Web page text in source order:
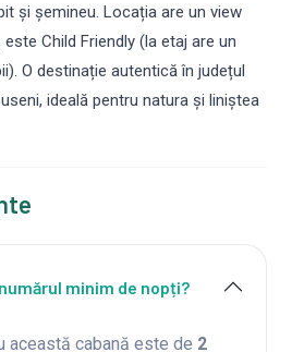
și șemineu. Locația are un view
Child Friendly (la etaj are un
O destinație autentică în județul
ideală pentru natura și liniștea
minim de nopți?
această cabană este de 2